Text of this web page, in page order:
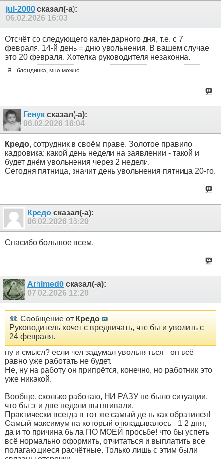
jul-2000 сказал(-а):
06.02.2026 16:03
Отсчёт со следующего календарного дня, т.е. с 7
февраля. 14-й день = дню увольнения. В вашем случае
это 20 февраля. Хотелка руководителя незаконна.
Я - блондинка, мне можно.
Генук сказал(-а):
06.02.2026 16:04
Кредо, сотрудник в своём праве. Золотое правило
кадровика: какой день недели на заявлении - такой и
будет днём увольнения через 2 недели.
Сегодня пятница, значит день увольнения пятница 20-го.
Кредо сказал(-а):
06.02.2026 16:20
Спасибо большое всем.
Arhimed0 сказал(-а):
07.02.2026 12:20
Сообщение от Кредо
Руководитель хочет с вредничать, что бы и уволить с
24 февраля.
ну и смысл? если чел задумал увольняться - он всё
равно уже работать не будет.
Не, ну на работу он припрётся, конечно, но работник это
уже никакой.
Вообще, сколько работаю, НИ РАЗУ не было ситуации,
что бы эти две недели вытягивали.
Практически всегда в тот же самый день как обратился!
Самый максимум на который откладывалось - 1-2 дня,
да и то причина была ПО МОЕЙ просьбе! что бы успеть
всё нормально оформить, отчитаться и выплатить все
полагающиеся расчётные. Только лишь с этим были